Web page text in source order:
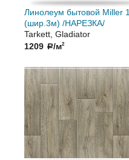
Линолеум бытовой Miller 1
(шир.3м) /НАРЕЗКА/
Tarkett, Gladiator
1209 a/м2